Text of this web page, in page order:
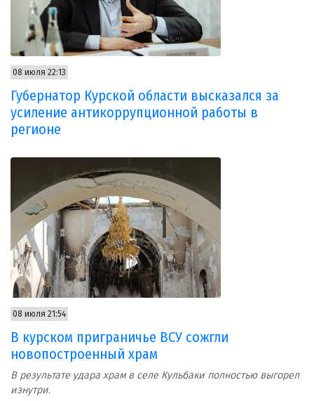
08 июля 22:13
Губернатор Курской области высказался за
усиление антикоррупционной работы в
регионе
08 июля 21:54
В курском приграничье ВСУ сожгли
новопостроенный храм
В результате удара храм в селе Кульбаки полностью выгорел
изнутри.